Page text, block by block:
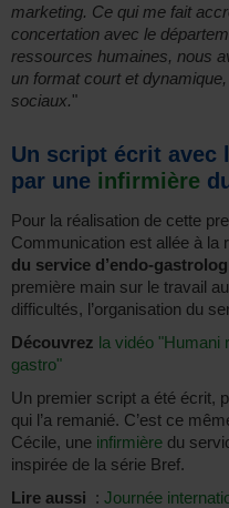
marketing. Ce qui me fait
concertation avec le
ressources humaines, nous
un format court et
sociaux."
Un script écrit avec
par une infirmière
Pour la réalisation de cette
Communication est allée à la
du service d’endo-
première main sur le travail
difficultés, l’organisation du
Découvrez la vidéo "Humani
gastro"
Un premier script a été écrit,
qui l’a remanié. C’est ce
Cécile, une infirmière du
inspirée de la série Bref.
Lire aussi : Journée